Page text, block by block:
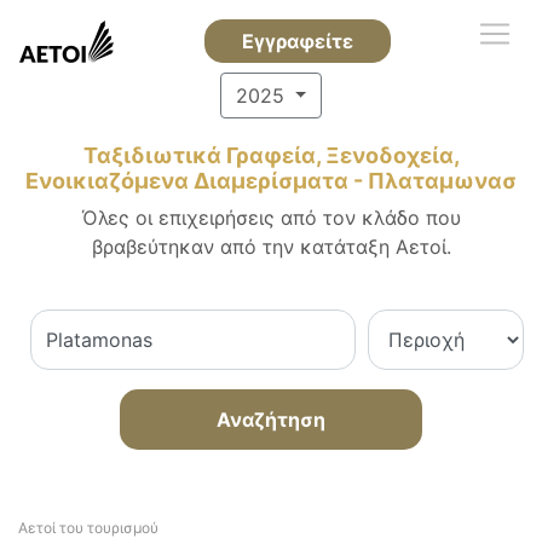
Εγγραφείτε
2025
Ταξιδιωτικά Γραφεία, Ξενοδοχεία,
Ενοικιαζόμενα Διαμερίσματα - Πλαταμωνασ
Όλες οι επιχειρήσεις από τον κλάδο που
βραβεύτηκαν από την κατάταξη Αετοί.
Αναζήτηση
Αετοί του τουρισμού